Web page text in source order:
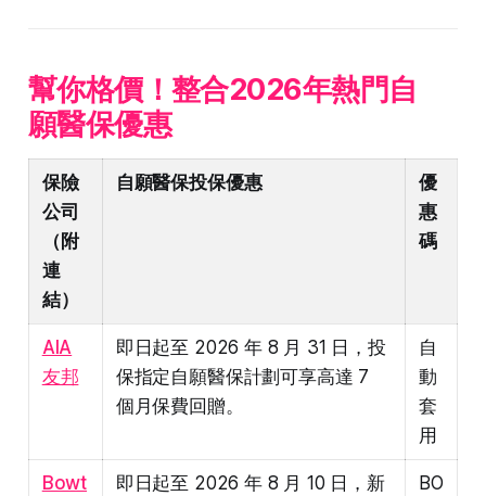
幫你格價！整合2026年熱門自
願醫保優惠
保險
公司
（附
連
結）
自願醫保投保優惠
優
惠
碼
AIA
友邦
即日起至 2026 年 8 月 31 日，投
保指定自願醫保計劃可享高達 7
個月保費回贈。
自
動
套
用
Bowt
即日起至 2026 年 8 月 10 日，新
BO